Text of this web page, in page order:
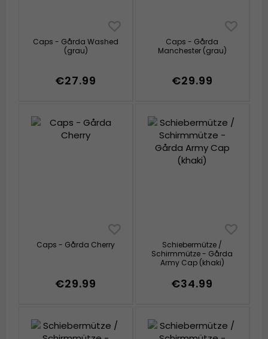
Caps - Gårda Washed
(grau)
€27.99
Caps - Gårda
Manchester (grau)
€29.99
Caps - Gårda Cherry
€29.99
Schiebermütze /
Schirmmütze - Gårda
Army Cap (khaki)
€34.99